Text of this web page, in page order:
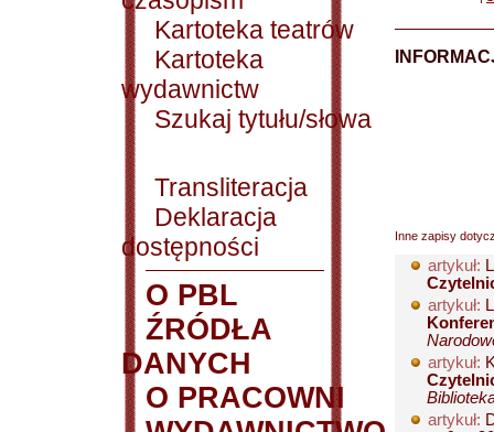
Kartoteka teatrów
Kartoteka
wydawnictw
Szukaj tytułu/słowa
Transliteracja
Deklaracja
dostępności
O PBL
ŹRÓDŁA
DANYCH
O PRACOWNI
Inne zapisy
artykuł:
artykuł:
artykuł:
artykuł: